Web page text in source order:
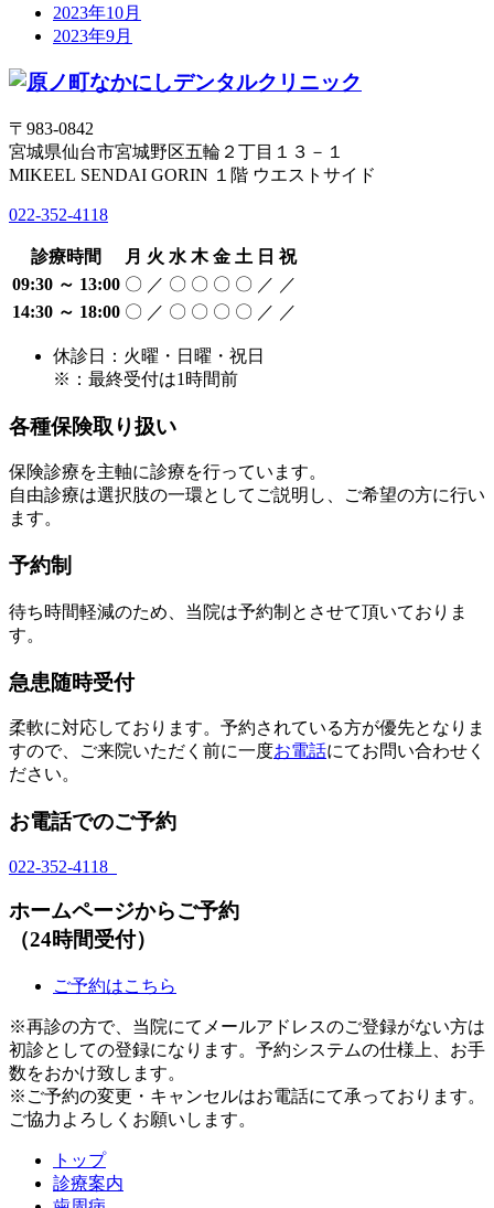
2023年10月
2023年9月
〒983-0842
宮城県仙台市宮城野区五輪２丁目１３－１
MIKEEL SENDAI GORIN １階 ウエストサイド
022-352-4118
診療時間 月 火 水 木 金 土 日 祝
09:30 ～ 13:00 〇 ／ 〇 〇 〇 〇 ／ ／
14:30 ～ 18:00 〇 ／ 〇 〇 〇 〇 ／ ／
休診日：火曜・日曜・祝日
※：最終受付は1時間前
各種保険取り扱い
保険診療を主軸に診療を行っています。
自由診療は選択肢の一環としてご説明し、ご希望の方に行い
ます。
予約制
待ち時間軽減のため、当院は予約制とさせて頂いておりま
す。
急患随時受付
柔軟に対応しております。予約されている方が優先となりま
すので、ご来院いただく前に一度お電話にてお問い合わせく
ださい。
お電話でのご予約
022-352-4118
ホームページからご予約
（24時間受付）
ご予約はこちら
※再診の方で、当院にてメールアドレスのご登録がない方は
初診としての登録になります。予約システムの仕様上、お手
数をおかけ致します。
※ご予約の変更・キャンセルはお電話にて承っております。
ご協力よろしくお願いします。
トップ
診療案内